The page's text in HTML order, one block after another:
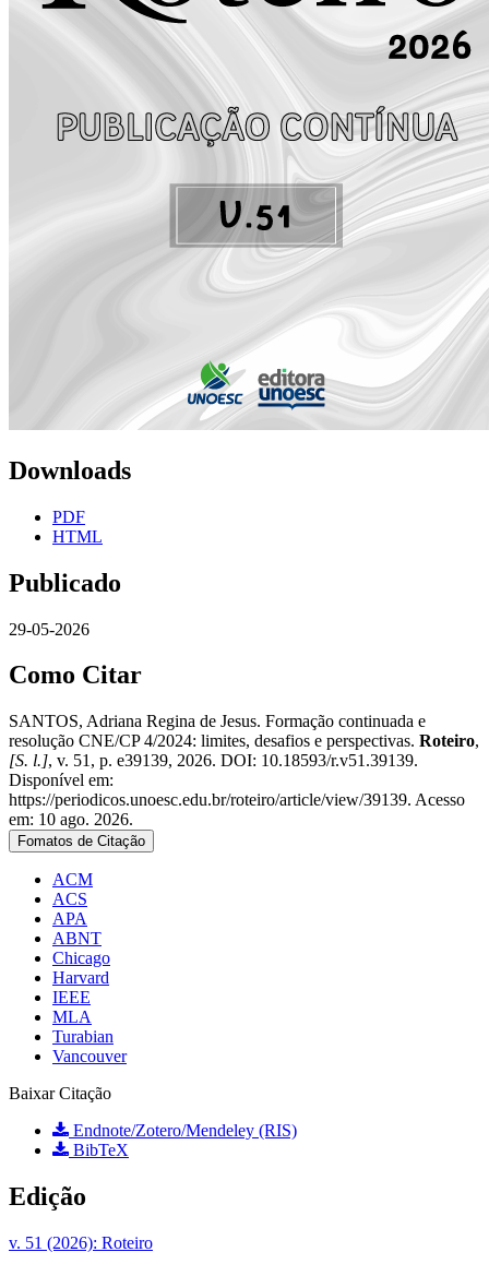
Downloads
PDF
HTML
Publicado
29-05-2026
Como Citar
SANTOS, Adriana Regina de Jesus. Formação continuada e
resolução CNE/CP 4/2024: limites, desafios e perspectivas. Roteiro,
[S. l.], v. 51, p. e39139, 2026. DOI: 10.18593/r.v51.39139.
Disponível em:
https://periodicos.unoesc.edu.br/roteiro/article/view/39139. Acesso
em: 10 ago. 2026.
Fomatos de Citação
ACM
ACS
APA
ABNT
Chicago
Harvard
IEEE
MLA
Turabian
Vancouver
Baixar Citação
Endnote/Zotero/Mendeley (RIS)
BibTeX
Edição
v. 51 (2026): Roteiro